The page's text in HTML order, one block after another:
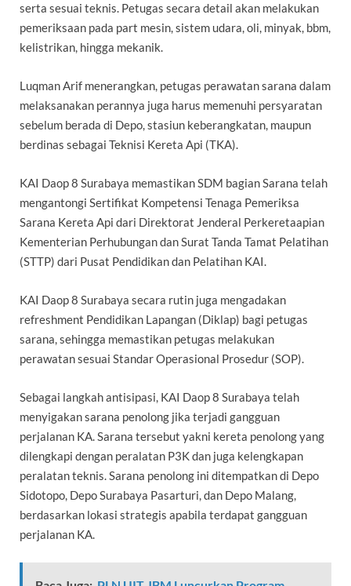
serta sesuai teknis. Petugas secara detail akan melakukan
pemeriksaan pada part mesin, sistem udara, oli, minyak, bbm,
kelistrikan, hingga mekanik.
Luqman Arif menerangkan, petugas perawatan sarana dalam
melaksanakan perannya juga harus memenuhi persyaratan
sebelum berada di Depo, stasiun keberangkatan, maupun
berdinas sebagai Teknisi Kereta Api (TKA).
KAI Daop 8 Surabaya memastikan SDM bagian Sarana telah
mengantongi Sertifikat Kompetensi Tenaga Pemeriksa
Sarana Kereta Api dari Direktorat Jenderal Perkeretaapian
Kementerian Perhubungan dan Surat Tanda Tamat Pelatihan
(STTP) dari Pusat Pendidikan dan Pelatihan KAI.
KAI Daop 8 Surabaya secara rutin juga mengadakan
refreshment Pendidikan Lapangan (Diklap) bagi petugas
sarana, sehingga memastikan petugas melakukan
perawatan sesuai Standar Operasional Prosedur (SOP).
Sebagai langkah antisipasi, KAI Daop 8 Surabaya telah
menyigakan sarana penolong jika terjadi gangguan
perjalanan KA. Sarana tersebut yakni kereta penolong yang
dilengkapi dengan peralatan P3K dan juga kelengkapan
peralatan teknis. Sarana penolong ini ditempatkan di Depo
Sidotopo, Depo Surabaya Pasarturi, dan Depo Malang,
berdasarkan lokasi strategis apabila terdapat gangguan
perjalanan KA.